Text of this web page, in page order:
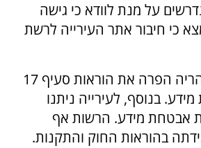
על מנת לוודא כי גישה
כי חיבור אתר העירייה לרשת
בהתאם לממצאי הפיקוח קבעה הרשות להגנת הפרטיות כי עיריית נהריה הפרה את הוראות סעיף 17
ו- 14(ב) לתקנות אבטחת מידע. בנוסף, לעירייה ניתנו
אבטחת מידע. הרשות אף
בהוראות החוק והתקנות.